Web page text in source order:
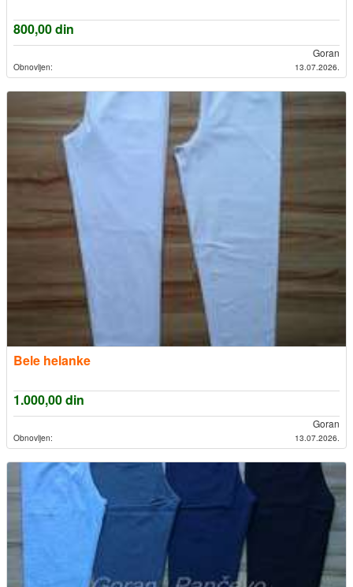
800,00din
Goran
Obnovljen: 13.07.2026.
Bele helanke
1.000,00din
Goran
Obnovljen: 13.07.2026.